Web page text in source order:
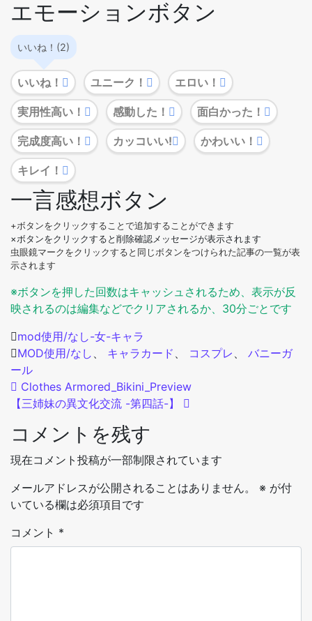
エモーションボタン
いいね！(2)
いいね！ ユニーク！ エロい！
実用性高い！ 感動した！ 面白かった！
完成度高い！ カッコいい! かわいい！
キレイ！
一言感想ボタン
+ボタンをクリックすることで追加することができます
×ボタンをクリックすると削除確認メッセージが表示されます
虫眼鏡マークをクリックすると同じボタンをつけられた記事の一覧が表
示されます
※ボタンを押した回数はキャッシュされるため、表示が反
映されるのは編集などでクリアされるか、30分ごとです
mod使用/なし-女-キャラ
MOD使用/なし 、 キャラカード 、 コスプレ 、 バニーガ
ール
投稿ナビゲーション
Clothes Armored_Bikini_Preview
【三姉妹の異文化交流 -第四話-】
コメントを残す
現在コメント投稿が一部制限されています
メールアドレスが公開されることはありません。
※ が付
いている欄は必須項目です
コメント *